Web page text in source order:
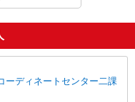
ディネートセンター二課